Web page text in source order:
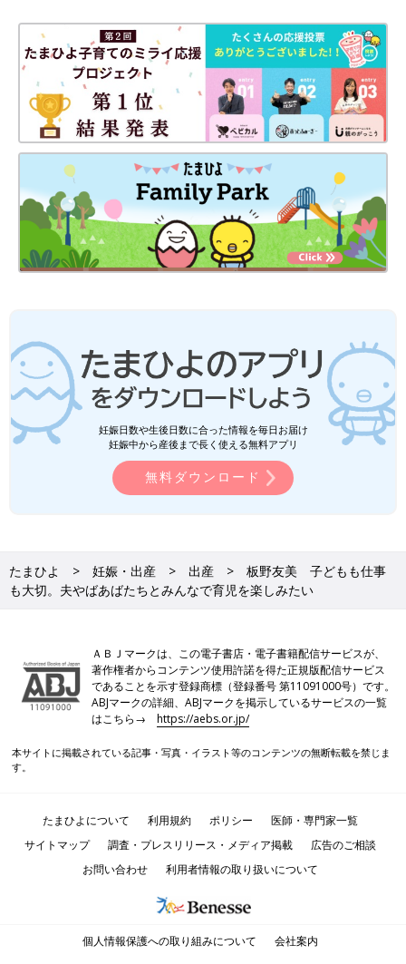
妊娠日数や生後日数に合った情報を毎日お届け
妊娠中から産後まで長く使える無料アプリ
無料ダウンロード
たまひよ 妊娠・出産 出産
板野友美 子どもも仕事
も大切。夫やばあばたちとみんなで育児を楽しみたい
ＡＢＪマークは、この電子書店・電子書籍配信サービスが、
著作権者からコンテンツ使用許諾を得た正規版配信サービス
であることを示す登録商標（登録番号 第11091000号）です。
ABJマークの詳細、ABJマークを掲示しているサービスの一覧
はこちら→https://aebs.or.jp/
本サイトに掲載されている記事・写真・イラスト等のコンテンツの無断転載を禁じま
す。
たまひよについて 利用規約 ポリシー
医師・専門家一覧
サイトマップ
調査・プレスリリース・メディア掲載
広告のご相談
お問い合わせ
利用者情報の取り扱いについて
個人情報保護への取り組みについて 会社案内